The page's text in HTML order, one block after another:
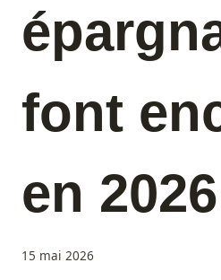
font
en 2026
15 mai 2026